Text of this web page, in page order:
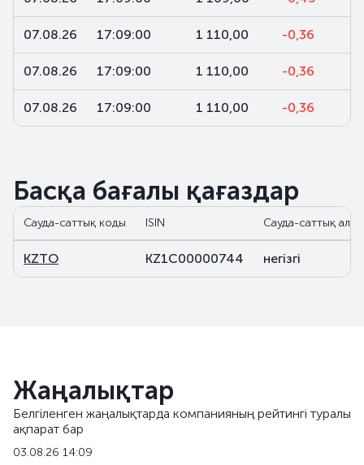
07.08.26 17:09:00 1 110,00 -0,36
07.08.26 17:09:00 1 110,00 -0,36
07.08.26 17:09:00 1 110,00 -0,36
Басқа бағалы қағаздар
Сауда-саттық коды ISIN Сауда-саттық алаң
KZTO KZ1C00000744 негізгі
Жаңалықтар
Белгіленген жаңалықтарда компанияның рейтингі туралы
ақпарат бар
03.08.26 14:09